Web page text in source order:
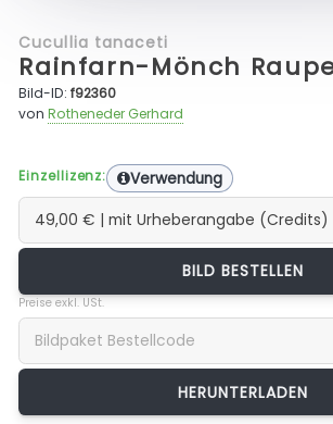
Cucullia tanaceti
Rainfarn-Mönch
Bild-ID:f92360
vonRotheneder Gerhard
Einzellizenz: Verwendung
BILD BESTELLEN
Preise exkl. USt.